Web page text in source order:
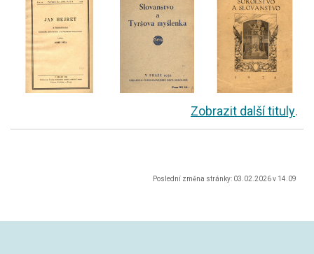
Zobrazit další tituly.
Poslední změna stránky: 03.02.2026 v 14.09